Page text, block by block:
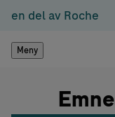
en del av Roche
Meny